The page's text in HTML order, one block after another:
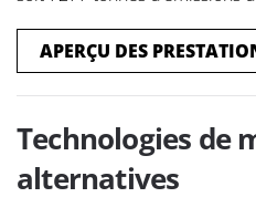
APERÇU DES
Technologies de
alternatives